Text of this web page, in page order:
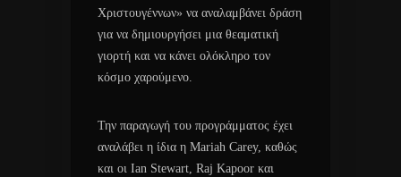
Χριστουγέννων» να αναλαμβάνει δράση
για να δημιουργήσει μια θεαματική
γιορτή και να κάνει ολόκληρο τον
κόσμο χαρούμενο.
Την παραγωγή του προγράμματος έχει
αναλάβει η ίδια η Mariah Carey, καθώς
και οι Ian Stewart, Raj Kapoor και